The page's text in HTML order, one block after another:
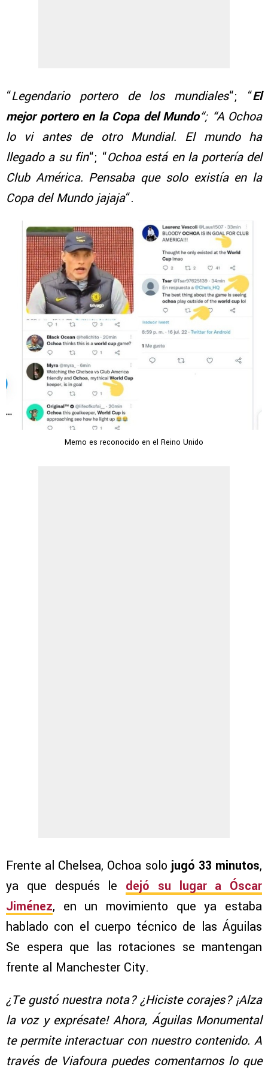
“Legendario portero de los mundiales“; “El
mejor portero en la Copa del Mundo“; “A Ochoa
lo vi antes de otro Mundial. El mundo ha
llegado a su fin“; “Ochoa está en la portería del
Club América. Pensaba que solo existía en la
Copa del Mundo jajaja“.
Memo es reconocido en el Reino Unido
Frente al Chelsea, Ochoa solo jugó 33 minutos,
ya que después le dejó su lugar a Óscar
Jiménez, en un movimiento que ya estaba
hablado con el cuerpo técnico de las Águilas
Se espera que las rotaciones se mantengan
frente al Manchester City.
¿Te gustó nuestra nota? ¿Hiciste corajes? ¡Alza
la voz y exprésate! Ahora, Águilas Monumental
te permite interactuar con nuestro contenido. A
través de Viafoura puedes comentarnos lo que